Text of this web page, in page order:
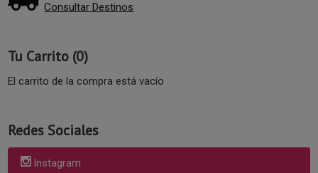
Consultar Destinos
Tu Carrito (0)
El carrito de la compra está vacío
Redes Sociales
Instagram